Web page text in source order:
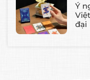
Ý
đại